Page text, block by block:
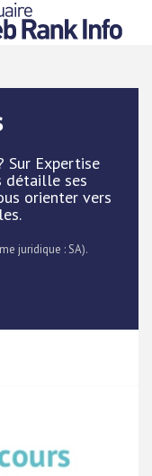
Sur Expertise
détaille ses
orienter vers
juridique : SA).